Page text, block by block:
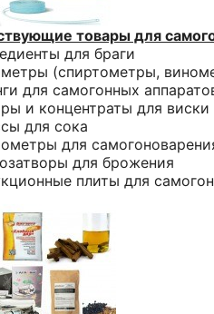
товары для
для браги
(спиртометры,
для самогонных
и концентраты для виски
для сока
для
для брожения
плиты для